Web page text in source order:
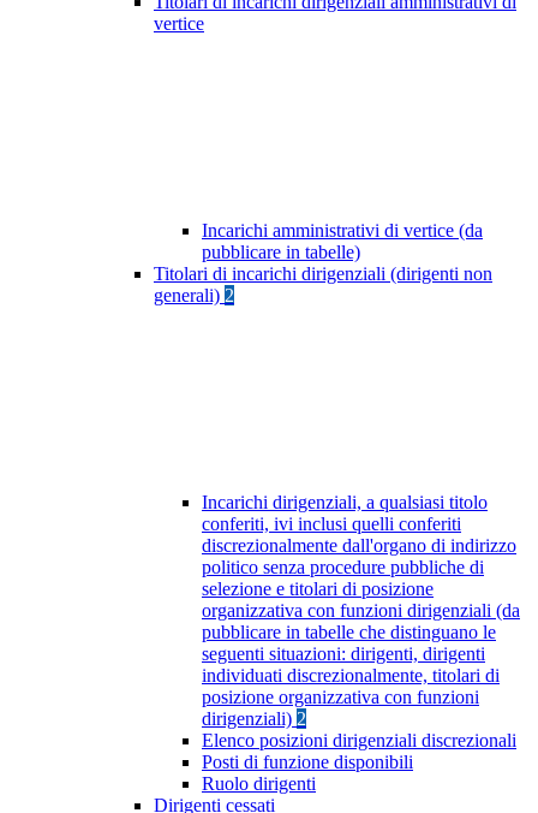
vertice
Incarichi amministrativi di vertice (da
pubblicare in tabelle)
Titolari di incarichi dirigenziali (dirigenti non
generali) 2
Incarichi dirigenziali, a qualsiasi titolo
conferiti, ivi inclusi quelli conferiti
discrezionalmente dall'organo di indirizzo
politico senza procedure pubbliche di
selezione e titolari di posizione
organizzativa con funzioni dirigenziali (da
pubblicare in tabelle che distinguano le
seguenti situazioni: dirigenti, dirigenti
individuati discrezionalmente, titolari di
posizione organizzativa con funzioni
dirigenziali) 2
Elenco posizioni dirigenziali discrezionali
Posti di funzione disponibili
Ruolo dirigenti
Dirigenti cessati